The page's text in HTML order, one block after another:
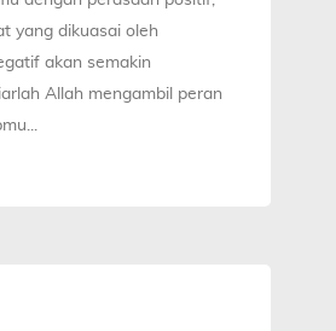
yang dikuasai oleh
akan semakin
Allah mengambil peran